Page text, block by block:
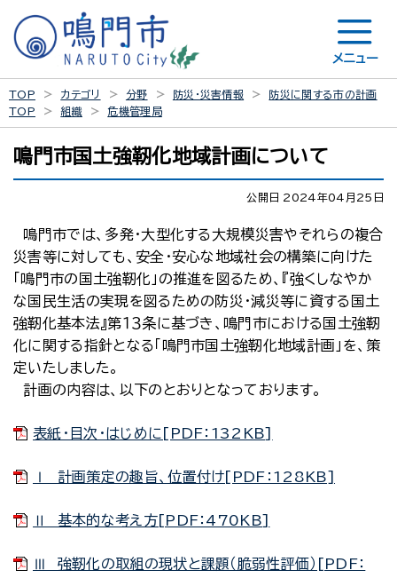
メニュー
TOP カテゴリ 分野 防災・災害情報
防災に関する市の計画
TOP
組織 危機管理局
鳴門市国土強靭化地域計画について
公開日 2024年04月25日
鳴門市では、多発・大型化する大規模災害やそれらの複合
災害等に対しても、安全・安心な地域社会の構築に向けた
「鳴門市の国土強靭化」の推進を図るため、『強くしなやか
な国民生活の実現を図るための防災・減災等に資する国土
強靭化基本法』第１３条に基づき、鳴門市における国土強靭
化に関する指針となる「鳴門市国土強靭化地域計画」を、策
定いたしました。
計画の内容は、以下のとおりとなっております。
表紙・目次・はじめに[PDF：132KB]
Ⅰ 計画策定の趣旨、位置付け[PDF：128KB]
Ⅱ 基本的な考え方[PDF：470KB]
Ⅲ 強靭化の取組の現状と課題（脆弱性評価）[PDF：